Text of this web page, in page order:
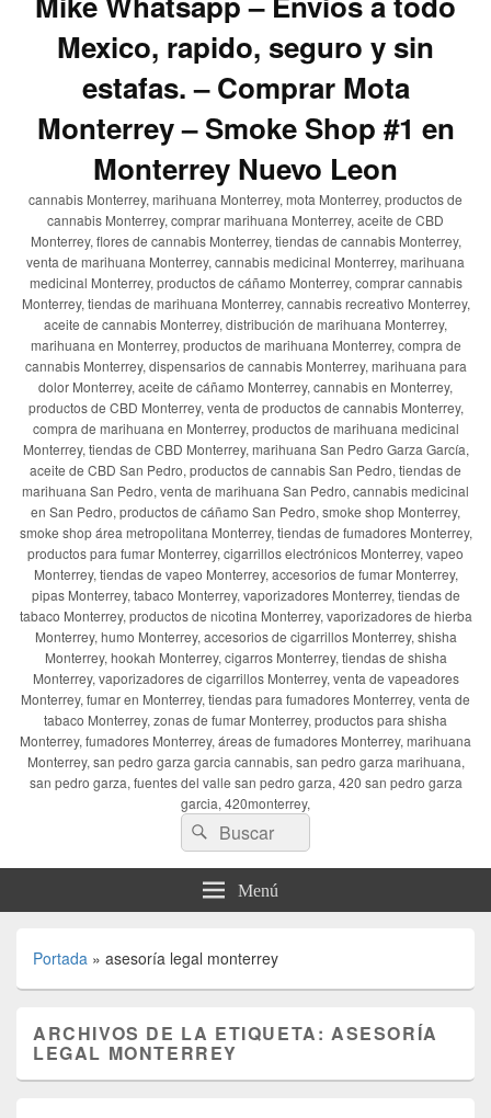
Mexico, rapido, seguro y sin
estafas. – Comprar Mota
Monterrey – Smoke Shop #1 en
Monterrey Nuevo Leon
cannabis Monterrey, marihuana Monterrey, mota Monterrey, productos de
cannabis Monterrey, comprar marihuana Monterrey, aceite de CBD
Monterrey, flores de cannabis Monterrey, tiendas de cannabis Monterrey,
venta de marihuana Monterrey, cannabis medicinal Monterrey, marihuana
medicinal Monterrey, productos de cáñamo Monterrey, comprar cannabis
Monterrey, tiendas de marihuana Monterrey, cannabis recreativo Monterrey,
aceite de cannabis Monterrey, distribución de marihuana Monterrey,
marihuana en Monterrey, productos de marihuana Monterrey, compra de
cannabis Monterrey, dispensarios de cannabis Monterrey, marihuana para
dolor Monterrey, aceite de cáñamo Monterrey, cannabis en Monterrey,
productos de CBD Monterrey, venta de productos de cannabis Monterrey,
compra de marihuana en Monterrey, productos de marihuana medicinal
Monterrey, tiendas de CBD Monterrey, marihuana San Pedro Garza García,
aceite de CBD San Pedro, productos de cannabis San Pedro, tiendas de
marihuana San Pedro, venta de marihuana San Pedro, cannabis medicinal
en San Pedro, productos de cáñamo San Pedro, smoke shop Monterrey,
smoke shop área metropolitana Monterrey, tiendas de fumadores Monterrey,
productos para fumar Monterrey, cigarrillos electrónicos Monterrey, vapeo
Monterrey, tiendas de vapeo Monterrey, accesorios de fumar Monterrey,
pipas Monterrey, tabaco Monterrey, vaporizadores Monterrey, tiendas de
tabaco Monterrey, productos de nicotina Monterrey, vaporizadores de hierba
Monterrey, humo Monterrey, accesorios de cigarrillos Monterrey, shisha
Monterrey, hookah Monterrey, cigarros Monterrey, tiendas de shisha
Monterrey, vaporizadores de cigarrillos Monterrey, venta de vapeadores
Monterrey, fumar en Monterrey, tiendas para fumadores Monterrey, venta de
tabaco Monterrey, zonas de fumar Monterrey, productos para shisha
Monterrey, fumadores Monterrey, áreas de fumadores Monterrey, marihuana
Monterrey, san pedro garza garcia cannabis, san pedro garza marihuana,
san pedro garza, fuentes del valle san pedro garza, 420 san pedro garza
garcia, 420monterrey,
Buscar
por:
Buscar
Menú
Portada » asesoría legal monterrey
ARCHIVOS DE LA ETIQUETA:ASESORÍA
LEGAL MONTERREY